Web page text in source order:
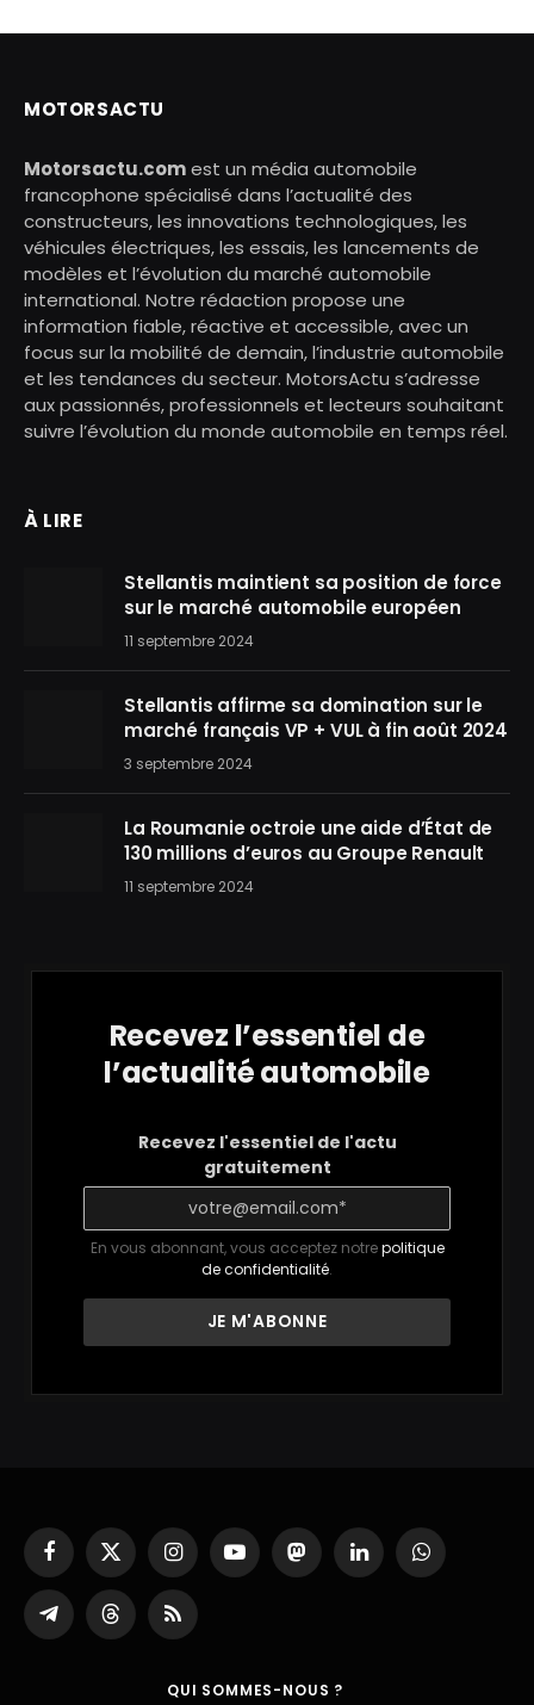
MOTORSACTU
Motorsactu.comest un média automobile
francophone spécialisé dans l’actualité des
constructeurs, les innovations technologiques, les
véhicules électriques, les essais, les lancements de
modèles et l’évolution du marché automobile
international. Notre rédaction propose une
information fiable, réactive et accessible, avec un
focus sur la mobilité de demain, l’industrie automobile
et les tendances du secteur. MotorsActu s’adresse
aux passionnés, professionnels et lecteurs souhaitant
suivre l’évolution du monde automobile en temps réel.
À LIRE
Stellantis maintient sa position de force
sur le marché automobile européen
11 septembre 2024
Stellantis affirme sa domination sur le
marché français VP + VUL à fin août 2024
3 septembre 2024
La Roumanie octroie une aide d’État de
130 millions d’euros au Groupe Renault
11 septembre 2024
Recevez l’essentiel de
l’actualité automobile
Recevez l'essentiel de l'actu
gratuitement
En vous abonnant, vous acceptez notrepolitique
de confidentialité.
Facebook
X
(Twitter)
InstagramYouTubeMastodonLinkedInWhatsApp
Partager
sur
ThreadsRSS
QUI SOMMES-NOUS ?